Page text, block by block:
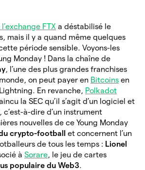
FTX a déstabilisé le
mais il y a quand même quelques
période sensible. Voyons-les
Monday ! Dans la chaîne de
, l’une des plus grandes franchises
on peut payer en Bitcoins en
En revanche, Polkadot
la SEC qu’il s’agit d’un logiciel et
, c’est-à-dire d’un instrument
nouvelles de ce Young Monday
crypto-football et concernent l’un
de tous les temps : Lionel
à Sorare, le jeu de cartes
populaire du Web3.